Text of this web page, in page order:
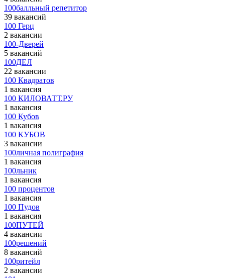
100балльный репетитор
39 вакансий
100 Герц
2 вакансии
100-Дверей
5 вакансий
100ДЕЛ
22 вакансии
100 Квадратов
1 вакансия
100 КИЛОВАТТ.РУ
1 вакансия
100 Кубов
1 вакансия
100 КУБОВ
3 вакансии
100личная полиграфия
1 вакансия
100льник
1 вакансия
100 процентов
1 вакансия
100 Пудов
1 вакансия
100ПУТЕЙ
4 вакансии
100решений
8 вакансий
100ритейл
2 вакансии